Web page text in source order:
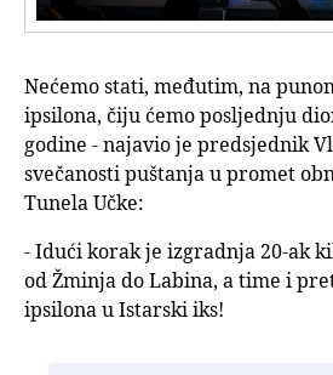
Nećemo stati, međutim, na
ipsilona, čiju ćemo posljednju
godine - najavio je predsjednik
svečanosti puštanja u promet
Tunela Učke:
- Idući korak je izgradnja 20-ak
od Žminja do Labina, a time i
ipsilona u Istarski iks!